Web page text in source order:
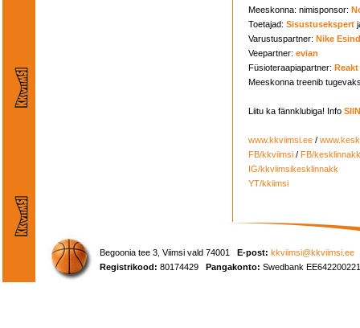
Meeskonna: nimisponsor:
Toetajad: Sisustusekspert
Varustuspartner: Nike
Veepartner: evian
Füsioteraapiapartner:
Meeskonna treenib
Liitu ka fännklubiga! Info SIIN
www.kkviimsi.ee /
FB/kkviimsi / FB/kesklinnakk
IG/kkviimsikesklinnakk
YT/kkiimsi
Begoonia tee 3, Viimsi vald 74001 E-post: kkviimsi@kkviimsi.ee
Registrikood: 80174429 Pangakonto: Swedbank